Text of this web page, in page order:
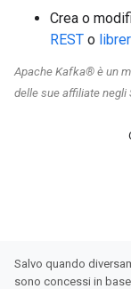
Crea o
REST o
Apache Kafka® è un
delle sue affiliate negli
Salvo quando
sono concessi in